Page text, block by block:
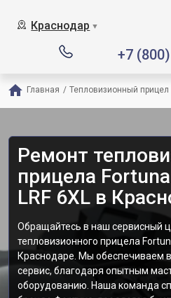
Краснодар ▼
+7
Главная / Тепловизионный прицел
Ремонт
прицела
LRF 6XL в
Обращайтесь в наш сервисный
тепловизионного прицела
Краснодаре. Мы обеспечиваем
сервис, благодаря опытным
оборудованию. Наша команда